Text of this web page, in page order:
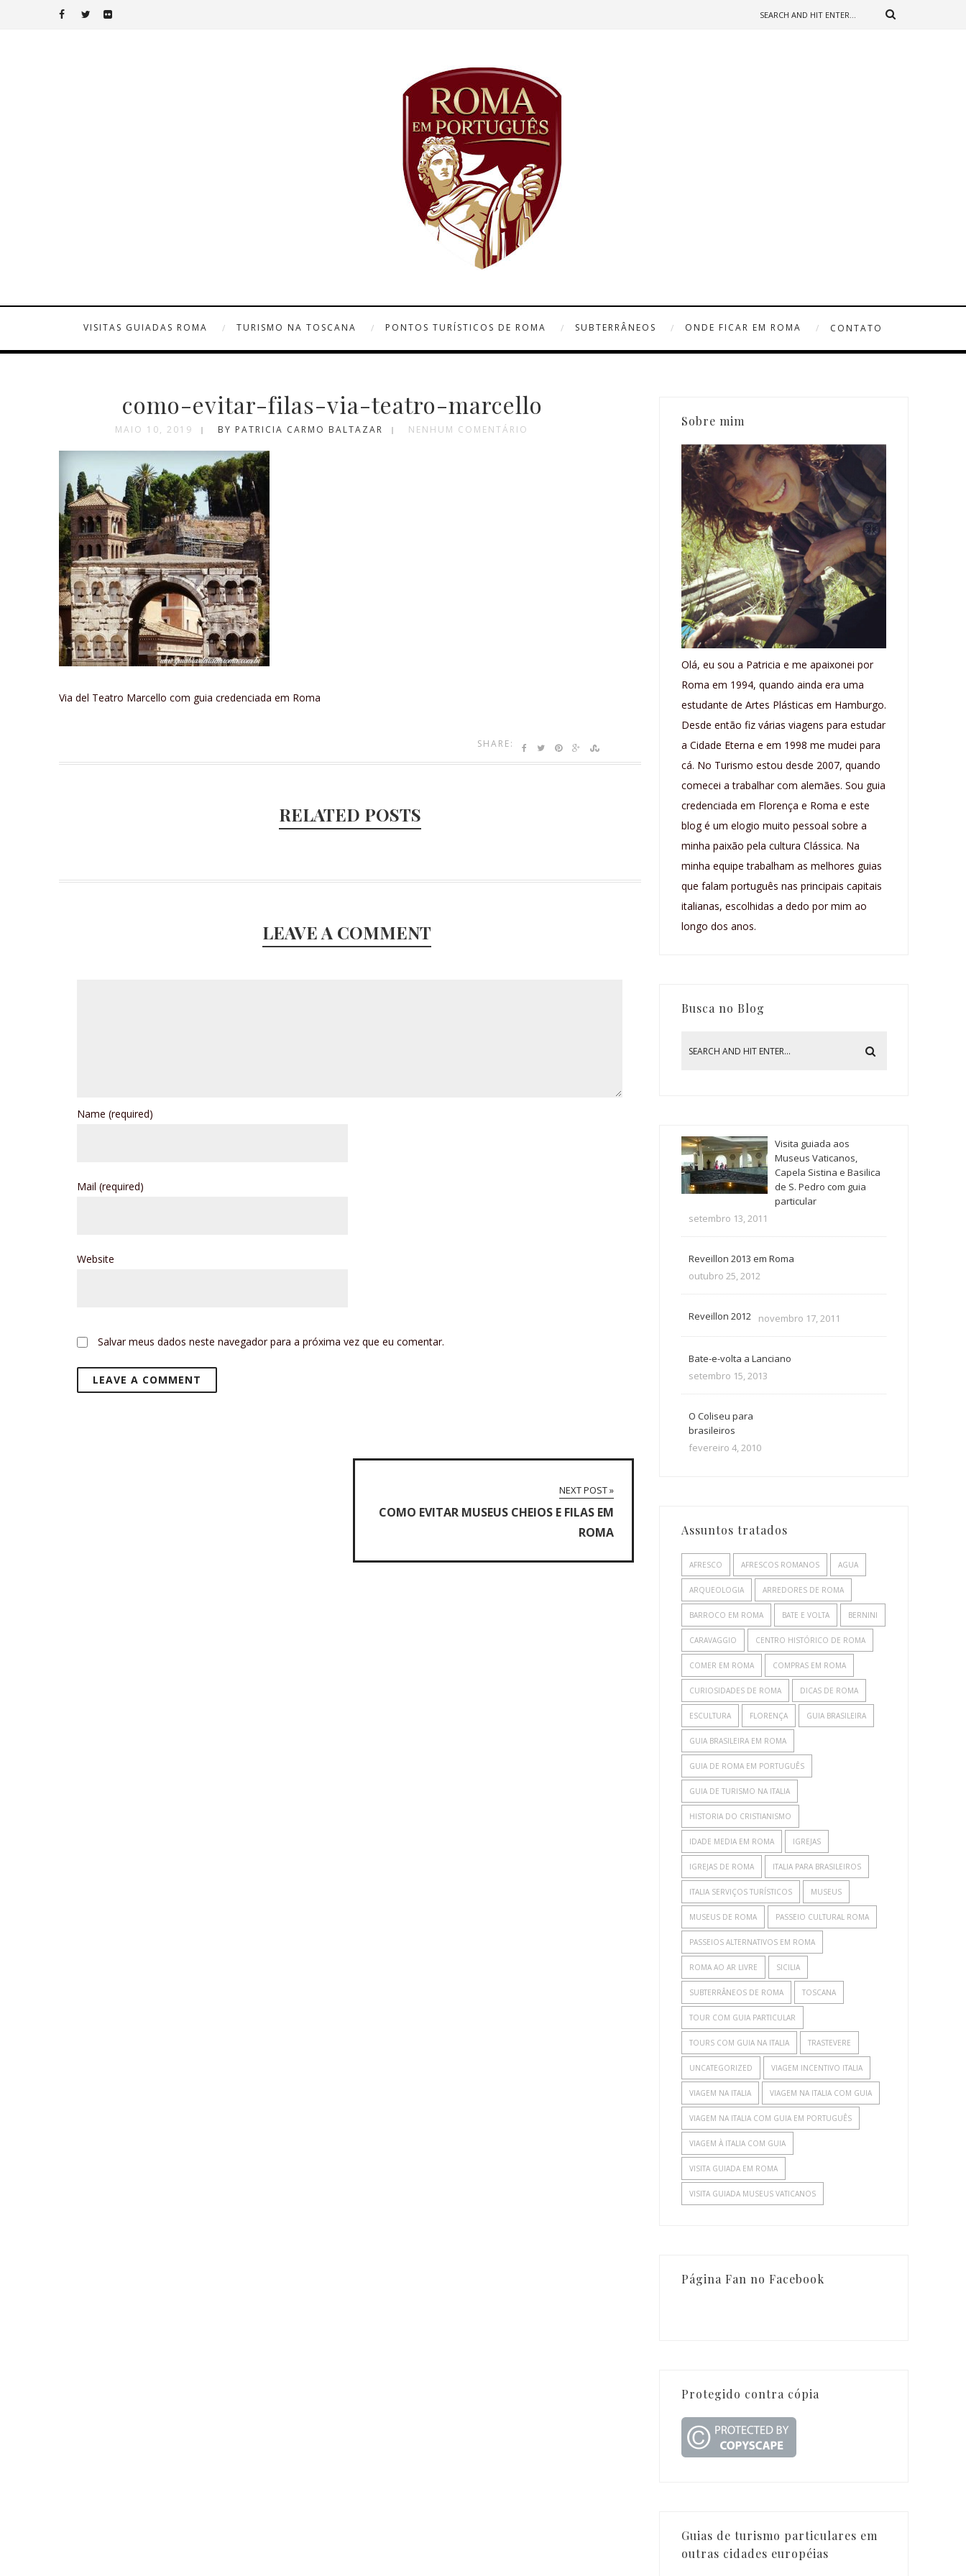
VISITAS GUIADAS ROMA TURISMO NA TOSCANA PONTOS TURÍSTICOS DE ROMA SUBTERRÂNEOS ONDE FICAR EM ROMA CONTATO
como-evitar-filas-via-teatro-marcello
MAIO 10, 2019 BY PATRICIA CARMO BALTAZAR NENHUM COMENTÁRIO
Via del Teatro Marcello com guia credenciada em Roma
SHARE:
RELATED POSTS
LEAVE A COMMENT
Name (required)
Mail (required)
Website
Salvar meus dados neste navegador para a próxima vez que eu comentar.
NEXT POST »
COMO EVITAR MUSEUS CHEIOS E FILAS EM
ROMA
Sobre mim
Olá, eu sou a Patricia e me apaixonei por
Roma em 1994, quando ainda era uma
estudante de Artes Plásticas em Hamburgo.
Desde então fiz várias viagens para estudar
a Cidade Eterna e em 1998 me mudei para
cá. No Turismo estou desde 2007, quando
comecei a trabalhar com alemães. Sou guia
credenciada em Florença e Roma e este
blog é um elogio muito pessoal sobre a
minha paixão pela cultura Clássica. Na
minha equipe trabalham as melhores guias
que falam português nas principais capitais
italianas, escolhidas a dedo por mim ao
longo dos anos.
Busca no Blog
Visita guiada aos
Museus Vaticanos,
Capela Sistina e Basilica
de S. Pedro com guia
particular
setembro 13, 2011
Reveillon 2013 em Roma
outubro 25, 2012
Reveillon 2012 novembro 17, 2011
Bate-e-volta a Lanciano
setembro 15, 2013
O Coliseu para
brasileiros
fevereiro 4, 2010
Assuntos tratados
AFRESCO AFRESCOS ROMANOS AGUA
ARQUEOLOGIA ARREDORES DE ROMA
BARROCO EM ROMA BATE E VOLTA BERNINI
CARAVAGGIO CENTRO HISTÓRICO DE ROMA
COMER EM ROMA COMPRAS EM ROMA
CURIOSIDADES DE ROMA DICAS DE ROMA
ESCULTURA FLORENÇA GUIA BRASILEIRA
GUIA BRASILEIRA EM ROMA
GUIA DE ROMA EM PORTUGUÊS
GUIA DE TURISMO NA ITALIA
HISTORIA DO CRISTIANISMO
IDADE MEDIA EM ROMA IGREJAS
IGREJAS DE ROMA ITALIA PARA BRASILEIROS
ITALIA SERVIÇOS TURÍSTICOS MUSEUS
MUSEUS DE ROMA PASSEIO CULTURAL ROMA
PASSEIOS ALTERNATIVOS EM ROMA
ROMA AO AR LIVRE SICILIA
SUBTERRÂNEOS DE ROMA TOSCANA
TOUR COM GUIA PARTICULAR
TOURS COM GUIA NA ITALIA TRASTEVERE
UNCATEGORIZED VIAGEM INCENTIVO ITALIA
VIAGEM NA ITALIA VIAGEM NA ITALIA COM GUIA
VIAGEM NA ITALIA COM GUIA EM PORTUGUÊS
VIAGEM À ITALIA COM GUIA
VISITA GUIADA EM ROMA
VISITA GUIADA MUSEUS VATICANOS
Página Fan no Facebook
Protegido contra cópia
Guias de turismo particulares em
outras cidades européias